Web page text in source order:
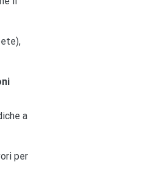
a
per